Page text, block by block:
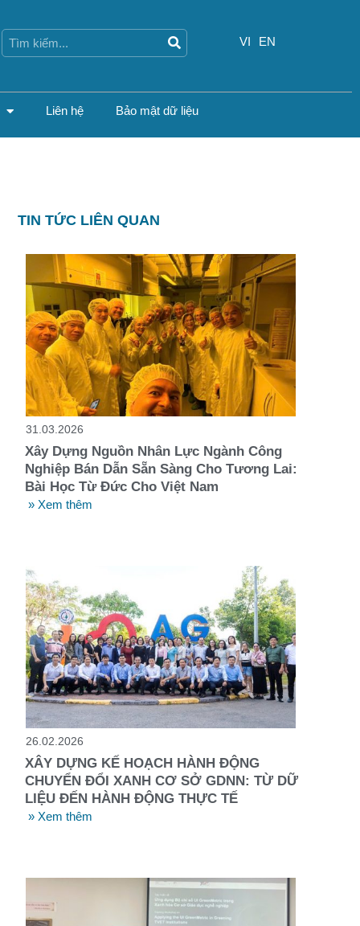
VI
EN
Liên hệ Bảo mật dữ liệu
TIN TỨC LIÊN QUAN
31.03.2026
Xây Dựng Nguồn Nhân Lực Ngành Công
Nghiệp Bán Dẫn Sẵn Sàng Cho Tương Lai:
Bài Học Từ Đức Cho Việt Nam
» Xem thêm
26.02.2026
XÂY DỰNG KẾ HOẠCH HÀNH ĐỘNG
CHUYỂN ĐỔI XANH CƠ SỞ GDNN: TỪ DỮ
LIỆU ĐẾN HÀNH ĐỘNG THỰC TẾ
» Xem thêm